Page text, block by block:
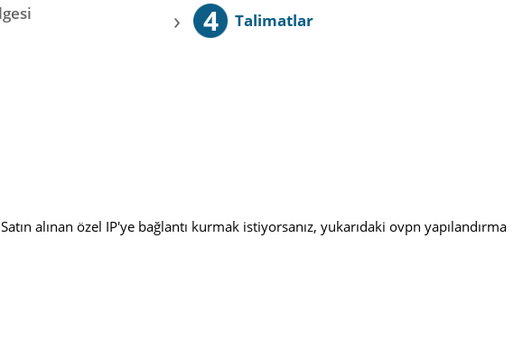
› 4 Talimatlar
alınan özel IP'ye bağlantı kurmak istiyorsanız, yukarıdaki ovpn yapılandırma